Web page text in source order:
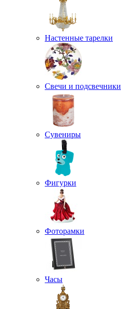
Настенные тарелки
Свечи и подсвечники
Сувениры
Фигурки
Фоторамки
Часы